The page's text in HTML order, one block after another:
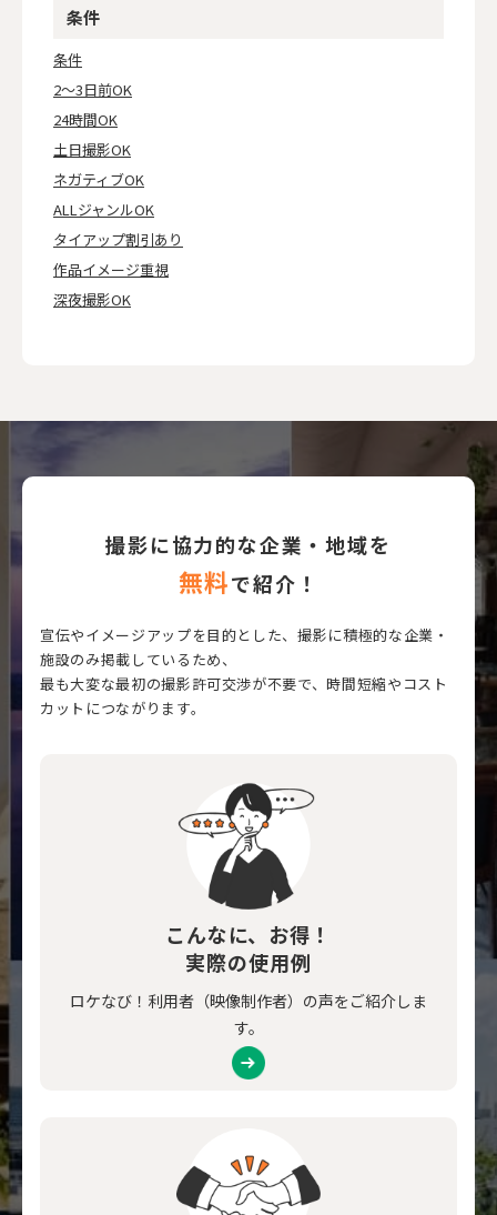
条件
条件
2～3日前OK
24時間OK
土日撮影OK
ネガティブOK
ALLジャンルOK
タイアップ割引あり
作品イメージ重視
深夜撮影OK
撮影に協力的な企業・地域を
無料で紹介！
宣伝やイメージアップを目的とした、撮影に積極的な企業・
施設のみ掲載しているため、
最も大変な最初の撮影許可交渉が不要で、時間短縮やコスト
カットにつながります。
こんなに、お得！
実際の使用例
ロケなび！利用者（映像制作者）の声をご紹介しま
す。